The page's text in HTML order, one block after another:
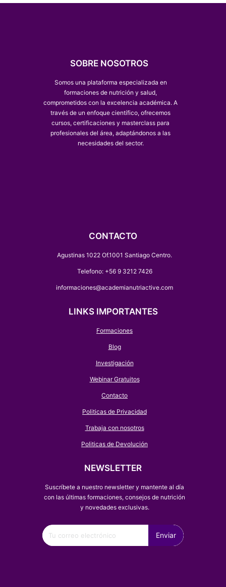
SOBRE NOSOTROS
Somos una plataforma especializada en
formaciones de nutrición y salud,
comprometidos con la excelencia académica. A
través de un enfoque científico, ofrecemos
cursos, certificaciones y masterclass para
profesionales del área, adaptándonos a las
necesidades del sector.
CONTACTO
Agustinas 1022 Of.1001 Santiago Centro.
Telefono: +56 9 3212 7426
informaciones@academianutriactive.com
LINKS IMPORTANTES
Formaciones
Blog
Investigación
Webinar Gratuitos
Contacto
Politicas de Privacidad
Trabaja con nosotros
Politicas de Devolución
NEWSLETTER
Suscríbete a nuestro newsletter y mantente al día
con las últimas formaciones, consejos de nutrición
y novedades exclusivas.
Enviar